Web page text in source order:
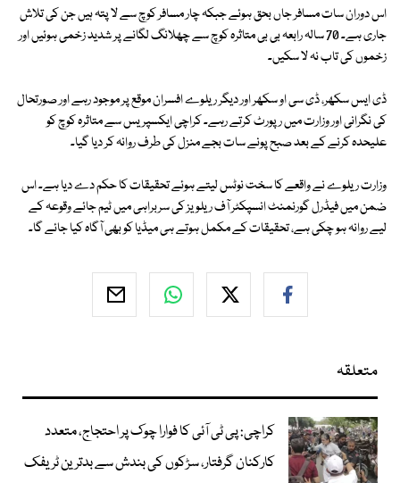
اس دوران سات مسافر جاں بحق ہوئے جبکہ چار مسافر کوچ سے لا پتہ ہیں جن کی تلاش
جاری ہے۔ 70 سالہ رابعہ بی بی متاثرہ کوچ سے چھلانگ لگانے پر شدید زخمی ہوئیں اور
زخموں کی تاب نہ لا سکیں۔
ڈی ایس سکھر، ڈی سی او سکھر اور دیگر ریلوے افسران موقع پر موجود رہے اور صورتحال
کی نگرانی اور وزارت میں رپورٹ کرتے رہے۔ کراچی ایکسپریس سے متاثرہ کوچ کو
علیحدہ کرنے کے بعد صبح پونے سات بجے منزل کی طرف روانہ کر دیا گیا۔
وزارت ریلوے نے واقعے کا سخت نوٹس لیتے ہوئے تحقیقات کا حکم دے دیا ہے۔ اس
ضمن میں فیڈرل گورنمنٹ انسپکٹر آف ریلویز کی سربراہی میں ٹیم جائے وقوعہ کے
لیے روانہ ہو چکی ہے، تحقیقات کے مکمل ہوتے ہی میڈیا کو بھی آگاہ کیا جائے گا۔
متعلقہ
کراچی: پی ٹی آئی کا فوارا چوک پر احتجاج، متعدد
کارکنان گرفتار، سڑکوں کی بندش سے بدترین ٹریفک